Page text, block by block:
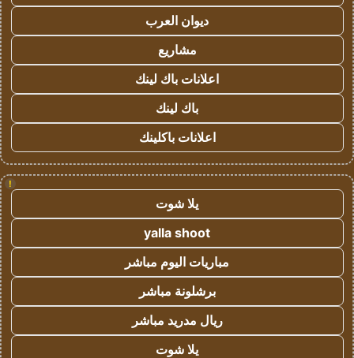
ديوان العرب
مشاريع
اعلانات باك لينك
باك لينك
اعلانات باكلينك
!
يلا شوت
yalla shoot
مباريات اليوم مباشر
برشلونة مباشر
ريال مدريد مباشر
يلا شوت